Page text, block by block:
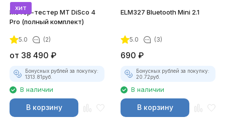
хит
Мотор-тестер MT DiSco 4
Pro (полный комплект)
5.0 (2)
от 38 490 ₽
Бонусных рублей за покупку:
1313.81руб.
В наличии
В корзину
ELM327 Bluetooth Mini 2.1
5.0 (3)
690 ₽
Бонусных рублей за покупку:
20.72руб.
В наличии
В корзину